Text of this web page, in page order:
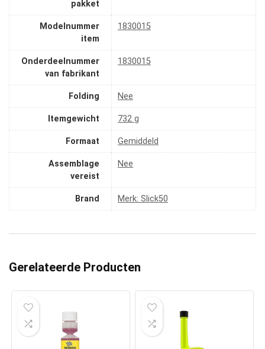
pakket
Modelnummer
item
‎1830015
Onderdeelnummer
van fabrikant
‎1830015
Folding ‎Nee
Itemgewicht ‎732 g
Formaat ‎Gemiddeld
Assemblage
vereist
‎Nee
Brand Merk: Slick50
Gerelateerde Producten